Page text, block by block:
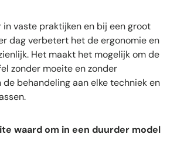
vaste praktijken en bij een groot
dag verbetert het de ergonomie en
Het maakt het mogelijk om de
zonder moeite en zonder
behandeling aan elke techniek en
waard om in een duurder model